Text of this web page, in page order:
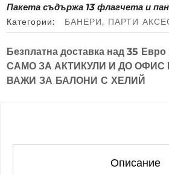
Пакета съдържа 13 флагчета и
Категории: БАНЕРИ, ПАРТИ
Безплатна доставка над35 Евро
САМО ЗА АКТИКУЛИ И ДО ОФИС
ВАЖИ ЗА БАЛОНИ С ХЕЛИЙ
Описание